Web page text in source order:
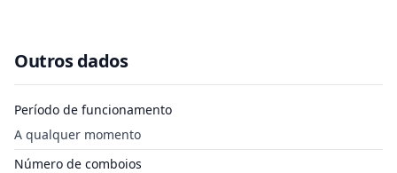
Outros dados
Período de funcionamento
A qualquer momento
Número de comboios